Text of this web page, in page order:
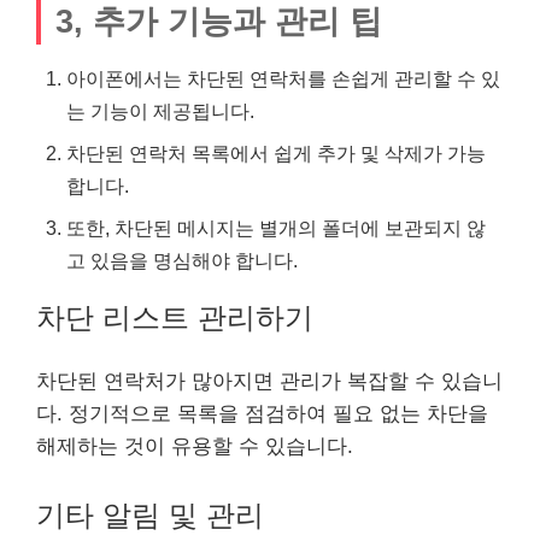
3, 추가 기능과 관리 팁
아이폰에서는 차단된 연락처를 손쉽게 관리할 수 있
는 기능이 제공됩니다.
차단된 연락처 목록에서 쉽게 추가 및 삭제가 가능
합니다.
또한, 차단된 메시지는 별개의 폴더에 보관되지 않
고 있음을 명심해야 합니다.
차단 리스트 관리하기
차단된 연락처가 많아지면 관리가 복잡할 수 있습니
다. 정기적으로 목록을 점검하여 필요 없는 차단을
해제하는 것이 유용할 수 있습니다.
기타 알림 및 관리